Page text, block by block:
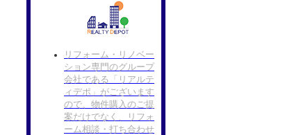
リフォーム・リノベー
ション専門のグループ
会社である「リアルテ
ィデポ」がございます
ので、物件購入のご提
案だけでなく、リフォ
ーム相談・打ち合わせ